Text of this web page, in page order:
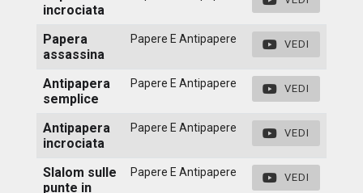
incrociata
Papera
assassina
Papere E Antipapere VEDI
Antipapera
semplice
Papere E Antipapere VEDI
Antipapera
incrociata
Papere E Antipapere VEDI
Slalom sulle
punte in
Papere E Antipapere VEDI